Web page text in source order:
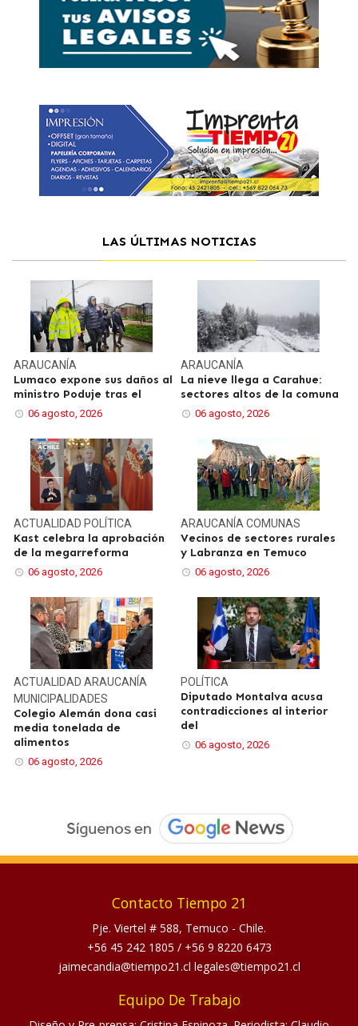
LAS ÚLTIMAS NOTICIAS
ARAUCANÍA
Lumaco expone sus daños al
ministro Poduje tras el
06 agosto, 2026
ARAUCANÍA
La nieve llega a Carahue:
sectores altos de la comuna
06 agosto, 2026
ACTUALIDAD POLÍTICA
Kast celebra la aprobación
de la megarreforma
06 agosto, 2026
ARAUCANÍA COMUNAS
Vecinos de sectores rurales
y Labranza en Temuco
06 agosto, 2026
ACTUALIDADARAUCANÍA
MUNICIPALIDADES
Colegio Alemán dona casi
media tonelada de
alimentos
06 agosto, 2026
POLÍTICA
Diputado Montalva acusa
contradicciones al interior
del
06 agosto, 2026
Contacto Tiempo 21
Pje. Viertel # 588, Temuco - Chile.
+56 45 242 1805 / +56 9 8220 6473
jaimecandia@tiempo21.cl legales@tiempo21.cl
Equipo De Trabajo